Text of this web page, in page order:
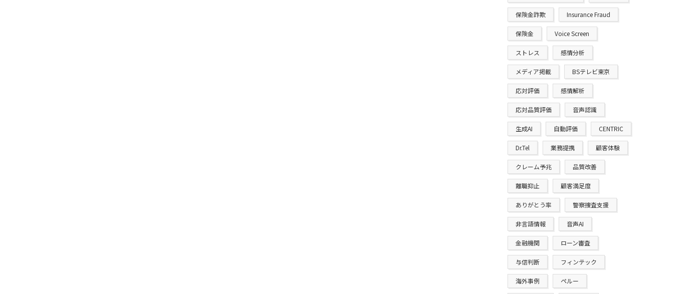
保険金詐欺 Insurance Fraud
保険金 Voice Screen
ストレス 感情分析
メディア掲載 BSテレビ東京
応対評価 感情解析
応対品質評価 音声認識
生成AI 自動評価 CENTRIC
Dr.Tel 業務提携 顧客体験
クレーム予兆 品質改善
離職抑止 顧客満足度
ありがとう率 警察捜査支援
非言語情報 音声AI
金融機関 ローン審査
与信判断 フィンテック
海外事例 ペルー